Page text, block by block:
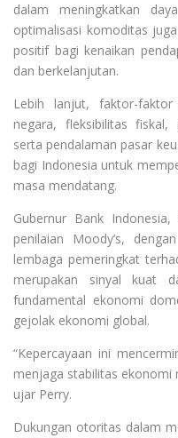
dalam meningkatkan
optimalisasi komoditas
positif bagi kenaikan
dan berkelanjutan.
Lebih lanjut, faktor-
negara, fleksibilitas
serta pendalaman pasar
bagi Indonesia untuk
masa mendatang.
Gubernur Bank
penilaian Moody’s,
lembaga pemeringkat
merupakan sinyal kuat
fundamental ekonomi
gejolak ekonomi global.
“Kepercayaan ini
menjaga stabilitas ekonomi
ujar Perry.
Dukungan otoritas dalam